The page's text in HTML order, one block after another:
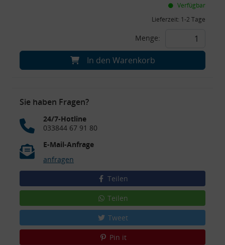
Verfügbar
Lieferzeit: 1-2 Tage
Menge:
In den Warenkorb
Sie haben Fragen?
24/7-Hotline
033844 67 91 80
E-Mail-Anfrage
anfragen
Teilen
Teilen
Tweet
Pin it